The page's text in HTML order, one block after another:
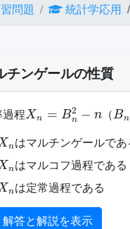
問題 統計学応用
チンゲールの性質
程
2−
（
はマルチンゲールであ
n
はマルコフ過程である
n
は定常過程である
解答と解説を表示